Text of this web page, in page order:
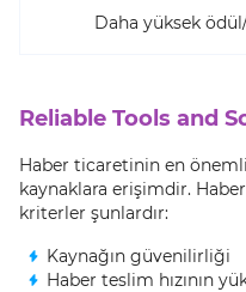
Daha yüksek
Reliable Tools and
Haber ticaretinin en
kaynaklara erişimdir.
kriterler şunlardır:
Kaynağın güvenilirliği
Haber teslim hızının